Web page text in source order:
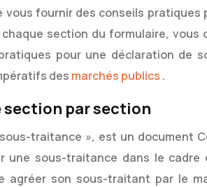
fournir des conseils pratiques
section du formulaire, vous
pour une déclaration de
des marchés publics .
section par section
traitance », est un document
une sous-traitance dans le cadre
agréer son sous-traitant par le